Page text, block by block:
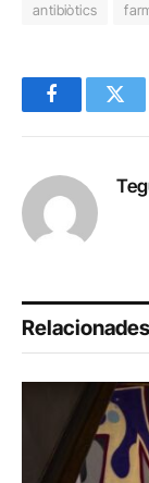
antibiòtics
Facebook
Relacionades